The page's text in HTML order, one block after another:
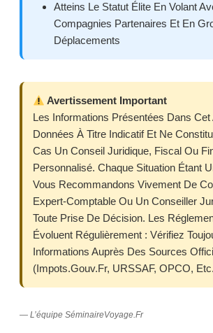
Atteins Le Statut Élite En Volant
Compagnies Partenaires Et En
Déplacements
Avertissement Important
Les Informations Présentées Dans Cet
Données À Titre Indicatif Et Ne
Cas Un Conseil Juridique, Fiscal Ou
Personnalisé. Chaque Situation Étant
Vous Recommandons Vivement De
Expert-Comptable Ou Un Conseiller
Toute Prise De Décision. Les
Évoluent Régulièrement : Vérifiez
Informations Auprès Des Sources
(impots.gouv.fr, URSSAF, OPCO,
— L’équipe SéminaireVoyage.fr